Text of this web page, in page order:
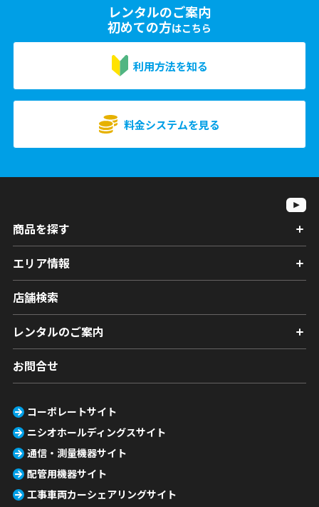
レンタルのご案内
初めての方はこちら
利用方法を知る
料金システムを見る
商品を探す
エリア情報
店舗検索
レンタルのご案内
お問合せ
コーポレートサイト
ニシオホールディングスサイト
通信・測量機器サイト
配管用機器サイト
工事車両カーシェアリングサイト